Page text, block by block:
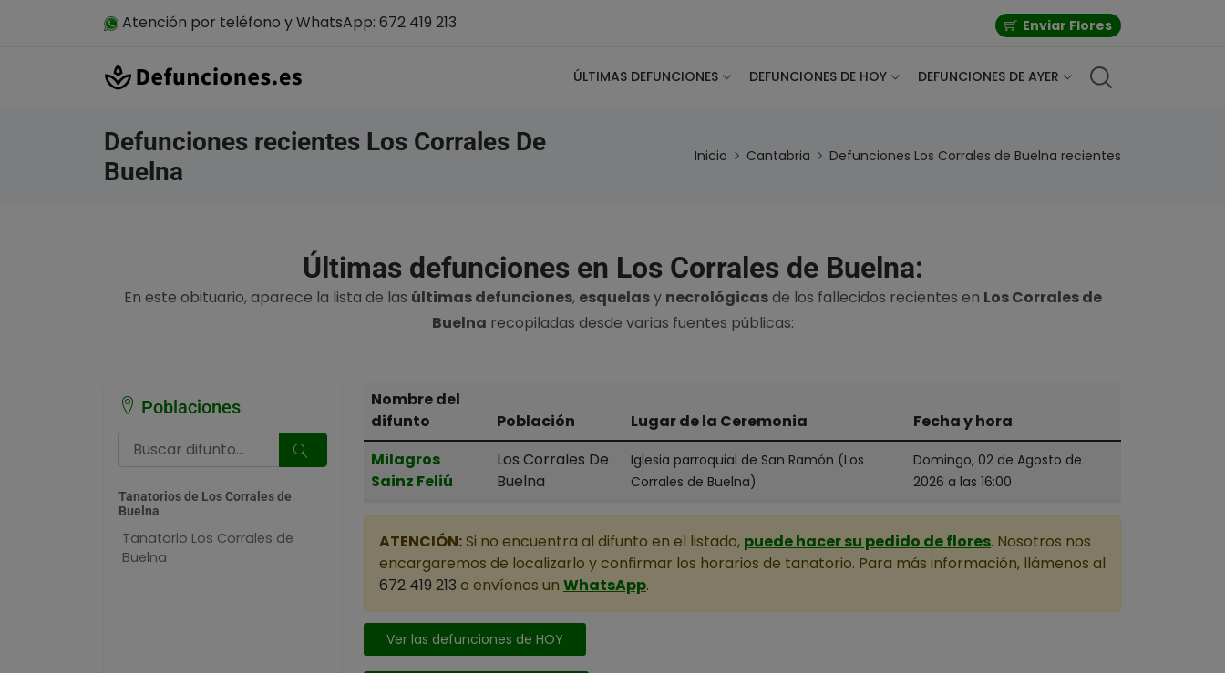
Atención por teléfono y WhatsApp: 672 419 213 Enviar Flores
ÚLTIMAS DEFUNCIONES DEFUNCIONES DE HOY DEFUNCIONES DE AYER
Defunciones recientes Los Corrales De
Buelna
Inicio Cantabria Defunciones Los Corrales de Buelna recientes
Últimas defunciones en Los Corrales de Buelna:
En este obituario, aparece la lista de las últimas defunciones, esquelasy necrológicasde los fallecidos recientes en Los Corrales de
Buelna recopiladas desde varias fuentes públicas:
Poblaciones
Tanatorios de Los Corrales de
Buelna
Tanatorio Los Corrales de
Buelna
Nombre del
difunto
Población Lugar de la Ceremonia
Fecha y hora
Milagros
Sainz Feliú
Los Corrales De
Buelna
Iglesia parroquial de San Ramón (Los
Corrales de Buelna)
Domingo, 02 de Agosto de
2026 a las 16:00
ATENCIÓN:Si no encuentra al difunto en el listado, puede hacer su pedido de flores. Nosotros nos
encargaremos de localizarlo y confirmar los horarios de tanatorio. Para más información, llámenos al
672 419 213 o envíenos un WhatsApp.
Ver las defunciones de HOY